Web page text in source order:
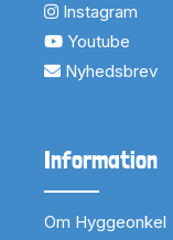
Instagram
Youtube
Nyhedsbrev
Information
Om Hyggeonkel